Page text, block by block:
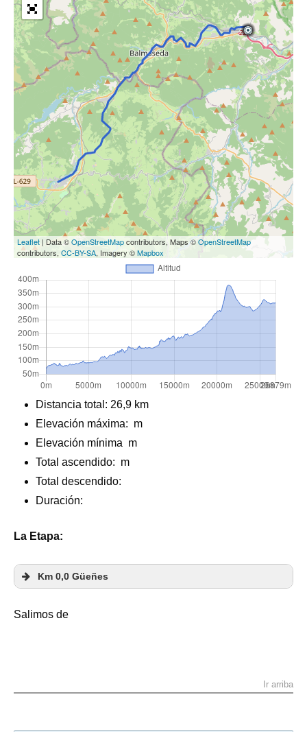
Leaflet | Data ©OpenStreetMapcontributors, Maps ©OpenStreetMap
contributors, CC-BY-SA, Imagery ©Mapbox
Distancia total: 26,9 km
Elevación máxima: m
Elevación mínima m
Total ascendido: m
Total descendido:
Duración:
La Etapa:
Km 0,0 Güeñes
Salimos de
Ir arriba